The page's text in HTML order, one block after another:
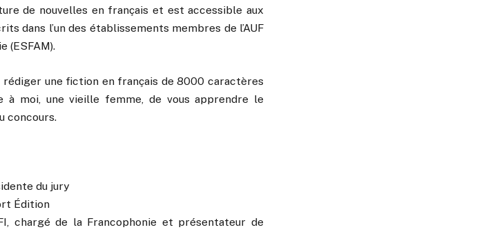
de nouvelles en français et est accessible aux
dans l’un des établissements membres de l’AUF
(ESFAM).
une fiction en français de 8000 caractères
à moi, une vieille femme, de vous apprendre le
concours.
du jury
Édition
chargé de la Francophonie et présentateur de